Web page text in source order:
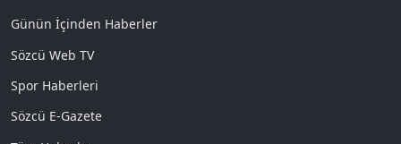
Günün İçinden Haberler
Sözcü Web TV
Spor Haberleri
Sözcü E-Gazete